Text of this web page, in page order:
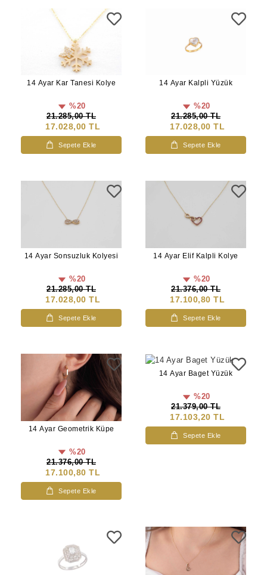
14 Ayar Kar Tanesi Kolye
%20
21.285,00 TL
17.028,00 TL
Sepete Ekle
14 Ayar Kalpli Yüzük
%20
21.285,00 TL
17.028,00 TL
Sepete Ekle
14 Ayar Sonsuzluk Kolyesi
%20
21.285,00 TL
17.028,00 TL
Sepete Ekle
14 Ayar Elif Kalpli Kolye
%20
21.376,00 TL
17.100,80 TL
Sepete Ekle
14 Ayar Geometrik Küpe
%20
21.376,00 TL
17.100,80 TL
Sepete Ekle
14 Ayar Baget Yüzük
%20
21.379,00 TL
17.103,20 TL
Sepete Ekle